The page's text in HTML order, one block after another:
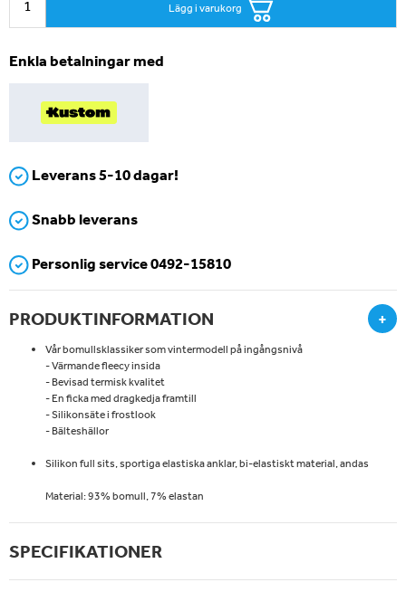
Lägg i varukorg
Enkla betalningar med
Leverans 5-10 dagar!
Snabb leverans
Personlig service 0492-15810
PRODUKTINFORMATION +
Vår bomullsklassiker som vintermodell på ingångsnivå
- Värmande fleecy insida
- Bevisad termisk kvalitet
- En ficka med dragkedja framtill
- Silikonsäte i frostlook
- Bälteshällor
Silikon full sits, sportiga elastiska anklar, bi-elastiskt material, andas
Material: 93% bomull, 7% elastan
SPECIFIKATIONER